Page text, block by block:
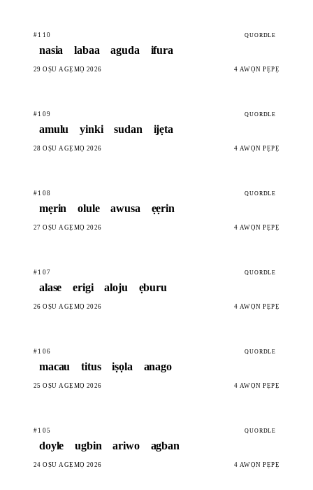
#110 QUORDLE
nasia labaa aguda ifura
29 OṢÙ AGẸMỌ 2026 4 AWỌN PẸPẸ
#109 QUORDLE
amulu yinki sudan ijẹta
28 OṢÙ AGẸMỌ 2026 4 AWỌN PẸPẸ
#108 QUORDLE
mẹrin olule awusa ẹẹrin
27 OṢÙ AGẸMỌ 2026 4 AWỌN PẸPẸ
#107 QUORDLE
alase erigi aloju ẹburu
26 OṢÙ AGẸMỌ 2026 4 AWỌN PẸPẸ
#106 QUORDLE
macau titus iṣọla anago
25 OṢÙ AGẸMỌ 2026 4 AWỌN PẸPẸ
#105 QUORDLE
doyle ugbin ariwo agban
24 OṢÙ AGẸMỌ 2026 4 AWỌN PẸPẸ